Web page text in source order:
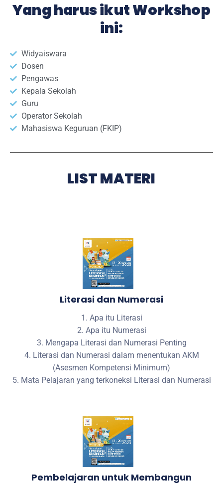
Yang harus ikut Workshop
ini:
Widyaiswara
Dosen
Pengawas
Kepala Sekolah
Guru
Operator Sekolah
Mahasiswa Keguruan (FKIP)
LIST MATERI
Literasi dan Numerasi
1. Apa itu Literasi
2. Apa itu Numerasi
3. Mengapa Literasi dan Numerasi Penting
4. Literasi dan Numerasi dalam menentukan AKM
(Asesmen Kompetensi Minimum)
5. Mata Pelajaran yang terkoneksi Literasi dan Numerasi
Pembelajaran untuk Membangun